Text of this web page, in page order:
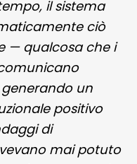
il sistema
ciò
— qualcosa che i
un
positivo
di
mai potuto